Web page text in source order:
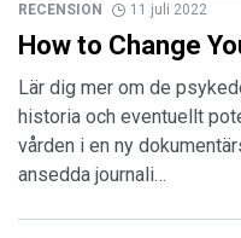
RECENSION 11 juli 2022
How to Change
Lär dig mer om de
historia och eventuellt
vården i en ny
ansedda journali…